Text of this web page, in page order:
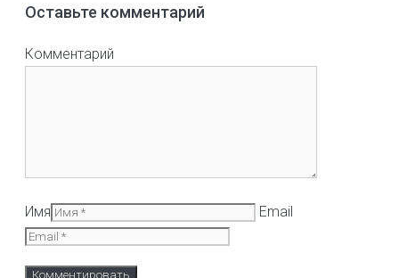
Оставьте комментарий
Комментарий
Имя Email